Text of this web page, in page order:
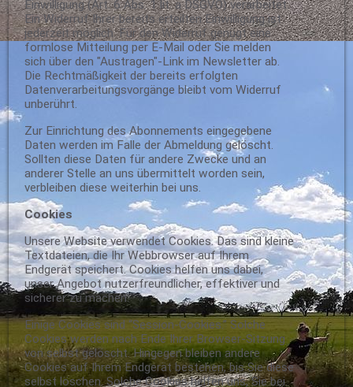
Einwilligung (Art. 6 Abs. 1 lit. a DSGVO) verarbeitet.
Ein Widerruf Ihrer bereits erteilten Einwilligung ist
jederzeit möglich. Für den Widerruf genügt eine
formlose Mitteilung per E-Mail oder Sie melden
sich über den "Austragen"-Link im Newsletter ab.
Die Rechtmäßigkeit der bereits erfolgten
Datenverarbeitungsvorgänge bleibt vom Widerruf
unberührt.
Zur Einrichtung des Abonnements eingegebene
Daten werden im Falle der Abmeldung gelöscht.
Sollten diese Daten für andere Zwecke und an
anderer Stelle an uns übermittelt worden sein,
verbleiben diese weiterhin bei uns.
Cookies
Unsere Website verwendet Cookies. Das sind kleine
Textdateien, die Ihr Webbrowser auf Ihrem
Endgerät speichert. Cookies helfen uns dabei,
unser Angebot nutzerfreundlicher, effektiver und
sicherer zu machen.
Einige Cookies sind “Session-Cookies.” Solche
Cookies werden nach Ende Ihrer Browser-Sitzung
von selbst gelöscht. Hingegen bleiben andere
Cookies auf Ihrem Endgerät bestehen, bis Sie diese
selbst löschen. Solche Cookies helfen uns, Sie bei